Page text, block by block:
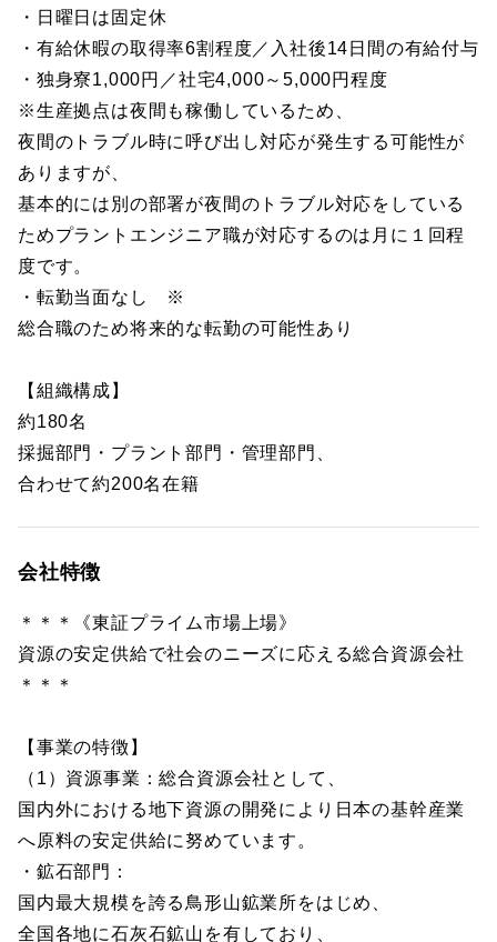
・日曜日は固定休
・有給休暇の取得率6割程度／入社後14日間の有給付与
・独身寮1,000円／社宅4,000～5,000円程度
※生産拠点は夜間も稼働しているため、
夜間のトラブル時に呼び出し対応が発生する可能性が
ありますが、
基本的には別の部署が夜間のトラブル対応をしている
ためプラントエンジニア職が対応するのは月に１回程
度です。
・転勤当面なし ※
総合職のため将来的な転勤の可能性あり
【組織構成】
約180名
採掘部門・プラント部門・管理部門、
合わせて約200名在籍
会社特徴
＊＊＊《東証プライム市場上場》
資源の安定供給で社会のニーズに応える総合資源会社
＊＊＊
【事業の特徴】
（1）資源事業：総合資源会社として、
国内外における地下資源の開発により日本の基幹産業
へ原料の安定供給に努めています。
・鉱石部門：
国内最大規模を誇る鳥形山鉱業所をはじめ、
全国各地に石灰石鉱山を有しており、